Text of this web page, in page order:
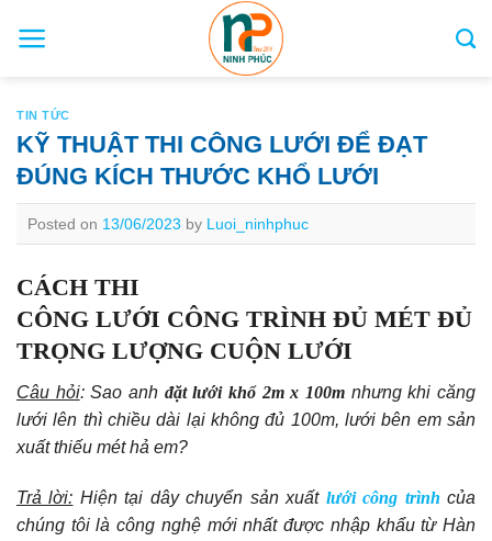
TIN TỨC
KỸ THUẬT THI CÔNG LƯỚI ĐỂ ĐẠT
ĐÚNG KÍCH THƯỚC KHỔ LƯỚI
Posted on 13/06/2023 by Luoi_ninhphuc
CÁCH THI
CÔNG LƯỚI CÔNG TRÌNH ĐỦ MÉT ĐỦ
TRỌNG LƯỢNG CUỘN LƯỚI
Câu hỏi: Sao anh đặt lưới khổ 2m x 100m nhưng khi căng
lưới lên thì chiều dài lại không đủ 100m, lưới bên em sản
xuất thiếu mét hả em?
Trả lời: Hiện tại dây chuyển sản xuất lưới công trình của
chúng tôi là công nghệ mới nhất được nhập khẩu từ Hàn